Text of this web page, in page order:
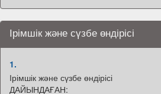
Ірімшік және сүзбе өндірісі
1.
Ірімшік және сүзбе өндірісі
ДАЙЫНДАҒАН: